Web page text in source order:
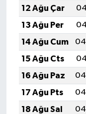
12 Ağu Çar
13 Ağu Per
14 Ağu Cum
15 Ağu Cts
16 Ağu Paz
17 Ağu Pts
18 Ağu Sal